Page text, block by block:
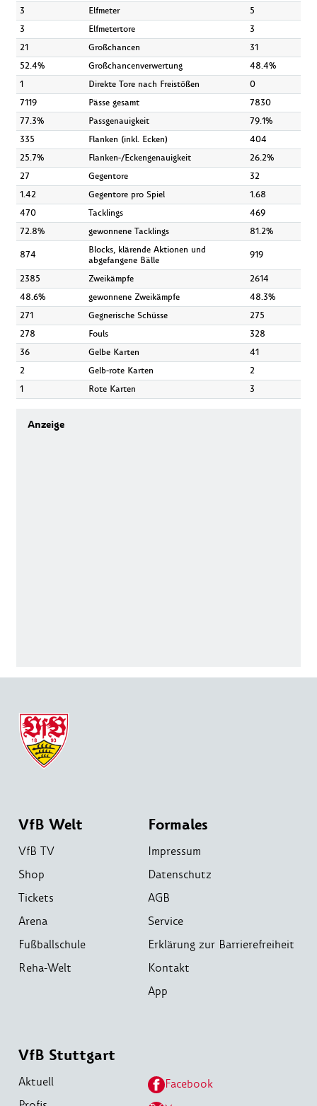
3
Elfmeter
5
3
Elfmetertore
3
21
Großchancen
31
52.4%
Großchancenverwertung
48.4%
1
Direkte Tore nach Freistößen
0
7119
Pässe gesamt
7830
77.3%
Passgenauigkeit
79.1%
335
Flanken (inkl. Ecken)
404
25.7%
Flanken-/Eckengenauigkeit
26.2%
27
Gegentore
32
1.42
Gegentore pro Spiel
1.68
470
Tacklings
469
72.8%
gewonnene Tacklings 81.2%
874
Blocks, klärende Aktionen und
abgefangene Bälle
919
2385 Zweikämpfe
2614
48.6%
gewonnene Zweikämpfe
48.3%
271
Gegnerische Schüsse
275
278
Fouls
328
36
Gelbe Karten
41
2
Gelb-rote Karten
2
1
Rote Karten 3
VfB Welt
VfB TV
Shop
Tickets
Arena
Fußballschule
Reha-Welt
Formales
Impressum
Datenschutz
AGB
Service
Erklärung zur Barrierefreiheit
Kontakt
App
VfB Stuttgart
Aktuell
Facebook